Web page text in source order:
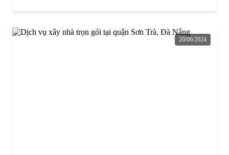
20/06/2024